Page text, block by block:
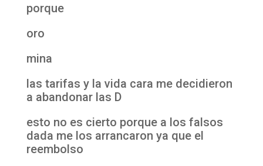
porque
oro
mina
las tarifas y la vida cara me decidieron
a abandonar las D
esto no es cierto porque a los falsos
dada me los arrancaron ya que el
reembolso